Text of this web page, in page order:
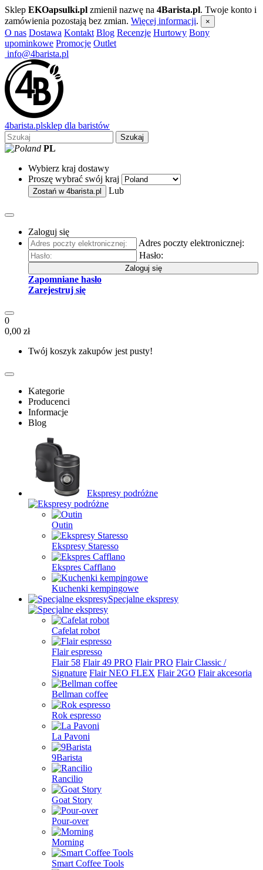
Sklep EKOapsulki.pl zmienił nazwę na 4Barista.pl. Twoje konto i
zamówienia pozostają bez zmian. Więcej informacji. ×
O nas Dostawa Kontakt Blog Recenzje Hurtowy Bony
upominkowe Promocje Outlet
info@4barista.pl
4barista.plsklep dla baristów
Szukaj
PL
Wybierz kraj dostawy
Proszę wybrać swój kraj
Zostań w 4barista.pl Lub
Zaloguj się
Adres poczty elektronicznej:
Hasło:
Zaloguj się
Zapomniane hasło
Zarejestruj się
0
0,00 zł
Twój koszyk zakupów jest pusty!
Kategorie
Producenci
Informacje
Blog
Ekspresy podróżne
Outin
Ekspresy Staresso
Ekspres Cafflano
Kuchenki kempingowe
Specjalne ekspresy
Cafelat robot
Flair espresso
Flair 58 Flair 49 PRO Flair PRO Flair Classic /
Signature Flair NEO FLEX Flair 2GO Flair akcesoria
Bellman coffee
Rok espresso
La Pavoni
9Barista
Rancilio
Goat Story
Pour-over
Morning
Smart Coffee Tools